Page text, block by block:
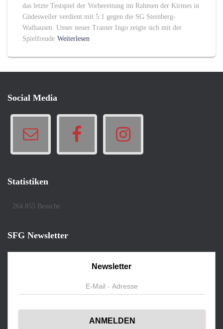
das letzte Testspiel der Vorbereitung im Rahmen der Kirmes in
Güdesweiler verdient mit 5:1 gegen die SG Steinberg-
Walhausen. Unser neuer Trainer Ingo zeigte sich mit der
Spielfreude Weiterlesen
Social Media
Statistiken
264.855 Besuche
SFG Newsletter
Newsletter